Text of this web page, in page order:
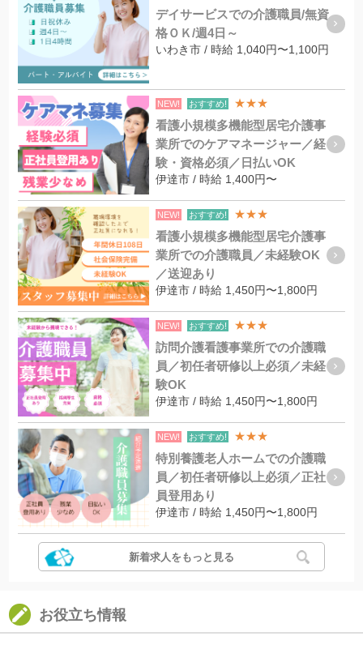
デイサービスでの介護職員/無資
格ＯＫ/週4日～
いわき市 / 時給 1,040円〜1,100円
NEW! おすすめ! ★★★
看護小規模多機能型居宅介護事
業所でのケアマネージャー／経
験・資格必須／日払いOK
伊達市 / 時給 1,400円〜
NEW! おすすめ! ★★★
看護小規模多機能型居宅介護事
業所での介護職員／未経験OK
／送迎あり
伊達市 / 時給 1,450円〜1,800円
NEW! おすすめ! ★★★
訪問介護看護事業所での介護職
員／初任者研修以上必須／未経
験OK
伊達市 / 時給 1,450円〜1,800円
NEW! おすすめ! ★★★
特別養護老人ホームでの介護職
員／初任者研修以上必須／正社
員登用あり
伊達市 / 時給 1,450円〜1,800円
新着求人をもっと見る
お役立ち情報